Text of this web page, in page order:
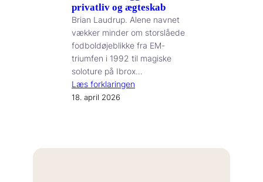
privatliv og ægteskab
Brian Laudrup. Alene navnet
vækker minder om storslåede
fodboldøjeblikke fra EM-
triumfen i 1992 til magiske
soloture på Ibrox…
Læs forklaringen
18. april 2026